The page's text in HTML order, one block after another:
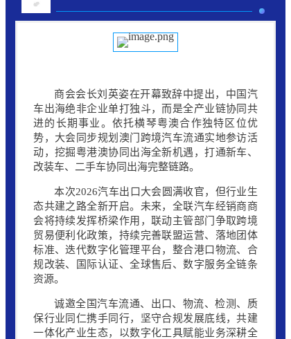
商会会长刘英姿在开幕致辞中提出，中国汽
车出海绝非企业单打独斗，而是全产业链协同共
进的长期事业。依托横琴粤澳合作独特区位优
势，大会同步规划澳门跨境汽车流通实地参访活
动，挖掘粤港澳协同出海全新机遇，打通新车、
改装车、二手车协同出海完整链路。
本次2026汽车出口大会圆满收官，但行业生
态共建之路全新开启。未来，全联汽车经销商商
会将持续发挥桥梁作用，联动主管部门争取跨境
贸易便利化政策，持续完善联盟运营、落地团体
标准、迭代数字化管理平台，整合港口物流、合
规改装、国际认证、全球售后、数字服务全链条
资源。
诚邀全国汽车流通、出口、物流、检测、质
保行业同仁携手同行，坚守合规发展底线，共建
一体化产业生态，以数字化工具赋能业务深耕全